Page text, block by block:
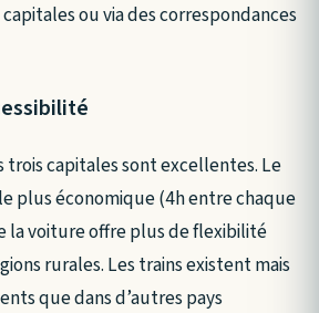
ou via des correspondances
trois capitales sont excellentes. Le
plus économique (4h entre chaque
la voiture offre plus de flexibilité
rurales. Les trains existent mais
que dans d’autres pays